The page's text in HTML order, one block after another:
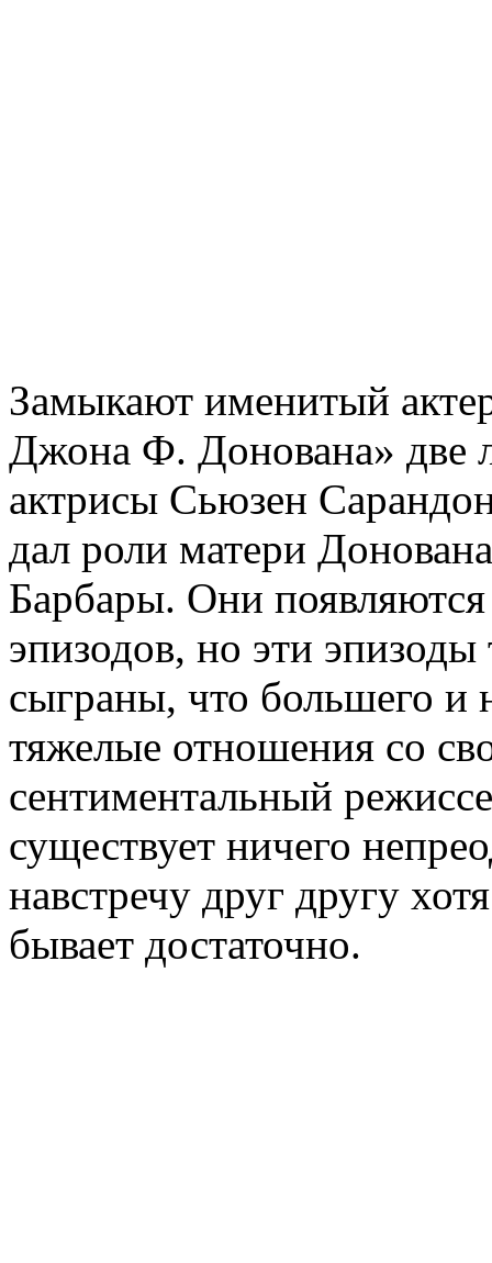
Замыкают именитый
Джона Ф. Донована» две
актрисы Сьюзен
дал роли матери
Барбары. Они появляются
эпизодов, но эти
сыграны, что большего и
тяжелые отношения со
сентиментальный
существует ничего
навстречу друг другу
бывает достаточно.